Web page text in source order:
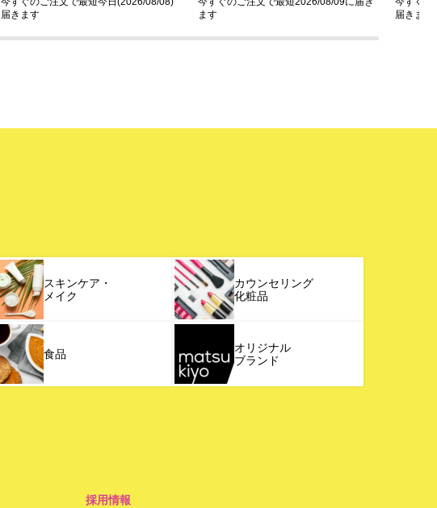
届きます
ます
届きます
スキンケア・
メイク
カウンセリング
化粧品
食品
オリジナル
ブランド
採用情報